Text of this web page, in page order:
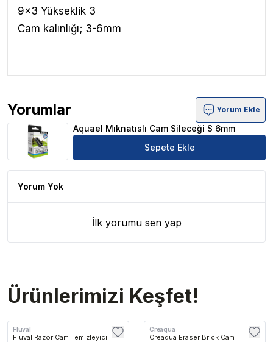
9x3 Yükseklik 3
Cam kalınlığı; 3-6mm
Yorumlar
Aquael Mıknatıslı Cam Sileceği S 6mm Ürün Yorumları
Yorum Ekle
Aquael Mıknatıslı Cam Sileceği S 6mm
Sepete Ekle
Yorum Yok
İlk yorumu sen yap
Ürünlerimizi Keşfet!
Fluval
Fluval Razor Cam Temizleyici
Creaqua
Creaqua Eraser Brick Cam